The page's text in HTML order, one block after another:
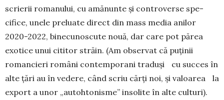
scrierii romanului, cu amă­nunte și controverse spe­
cifice, unele pre­luate direct din mass media anilor
2020-2022, binecunoscute nouă, dar care pot părea
exotice unui cititor străin. (Am observat că puținii
roman­cieri români contem­porani traduși cu succes în
alte țări au în vedere, când scriu cărți noi, și valoarea la
export a unor „autohtonisme” insolite în alte culturi).